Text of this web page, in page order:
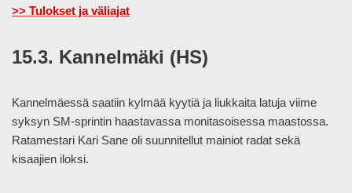
>> Tulokset ja väliajat
15.3. Kannelmäki (HS)
Kannelmäessä saatiin kylmää kyytiä ja liukkaita latuja viime
syksyn SM-sprintin haastavassa monitasoisessa maastossa.
Ratamestari Kari Sane oli suunnitellut mainiot radat sekä
kisaajien iloksi.